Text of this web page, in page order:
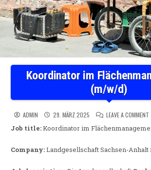
Koordinator im
(m/w/d)
ADMIN 29. MÄRZ 2025 LEAVE A COMMENT
Job title:Koordinator im
Company:Landgesellschaft Sachsen-Anhalt